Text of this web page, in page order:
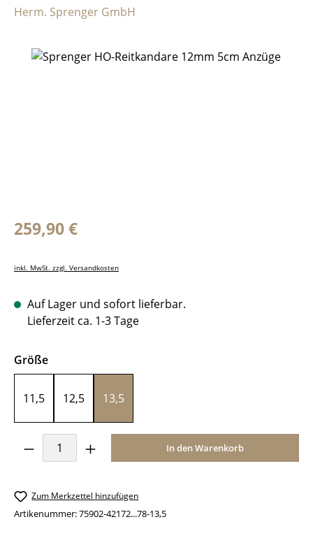
Herm. Sprenger GmbH
Bildergalerie überspringen
Regulärer Preis:
259,90 €
inkl. MwSt. zzgl. Versandkosten
Auf Lager und sofort lieferbar.
Lieferzeit ca. 1-3 Tage
Größeauswählen
11,5 12,5 13,5
Produkt Anzahl: Gib den gewünschten
In den Warenkorb
Zum Merkzettel hinzufügen
Artikenummer:75902-42172...78-13,5